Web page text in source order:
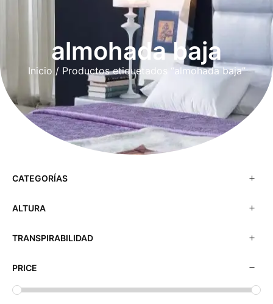
almohada baja
Inicio / Productos etiquetados “almohada baja”
CATEGORÍAS
ALTURA
TRANSPIRABILIDAD
PRICE